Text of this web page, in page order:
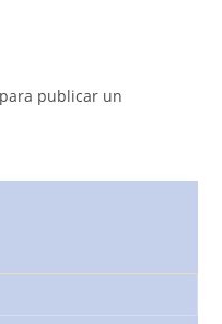
para publicar un